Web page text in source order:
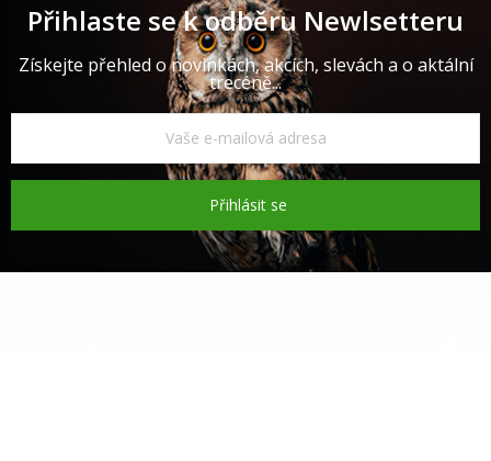
Přihlaste se k odběru Newlsetteru
Získejte přehled o novinkách, akcích, slevách a o aktální
trecéně...
Přihlásit se